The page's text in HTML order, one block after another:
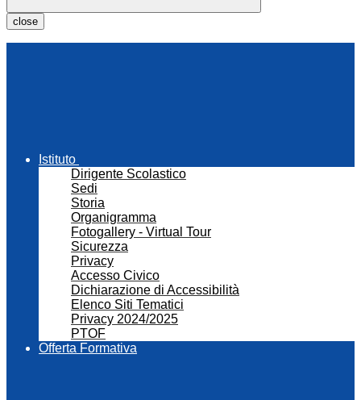
close
Istituto
Dirigente Scolastico
Sedi
Storia
Organigramma
Fotogallery - Virtual Tour
Sicurezza
Privacy
Accesso Civico
Dichiarazione di Accessibilità
Elenco Siti Tematici
Privacy 2024/2025
PTOF
Offerta Formativa